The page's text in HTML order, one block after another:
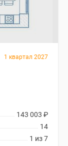
1 квартал 2027
143 003 ₽
14
1 из 7